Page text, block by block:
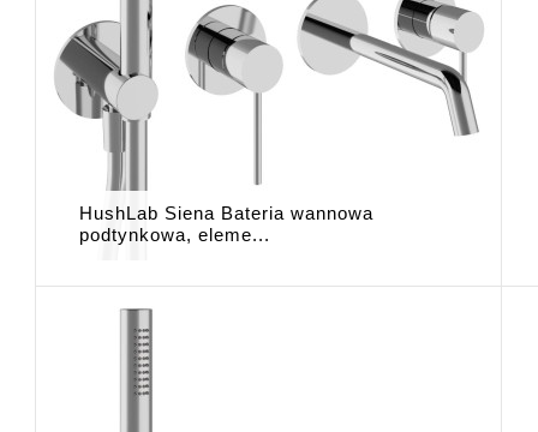
HushLab Siena Bateria wannowa
podtynkowa, eleme...